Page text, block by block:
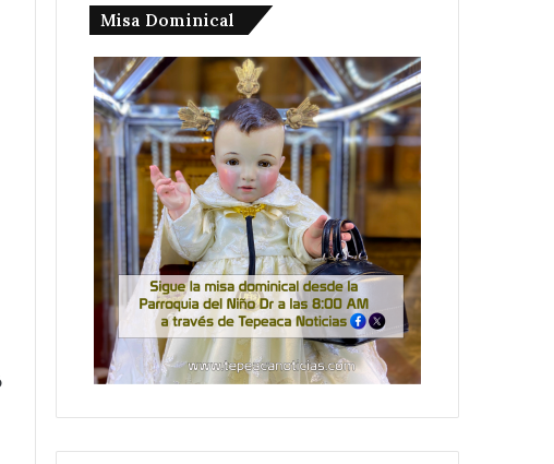
Misa Dominical